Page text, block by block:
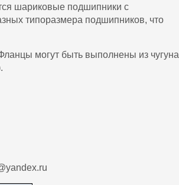
шариковые подшипники с
типоразмера подшипников, что
могут быть выполнены из чугуна